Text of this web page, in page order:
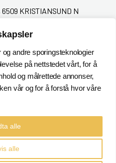
andre sporingsteknologier
på nettstedet vårt, for å
og målrettede annonser,
vår og for å forstå hvor våre
alle
alle
6509 KRISTIANSUND N
:
40 000
: